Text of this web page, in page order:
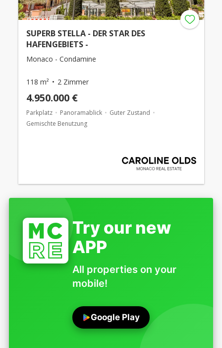
SUPERB STELLA - DER STAR DES
HAFENGEBIETS -
Monaco - Condamine
118 m² 2 Zimmer
4.950.000 €
Parkplatz Panoramablick
Guter Zustand
Gemischte Benutzung
Try our new
APP
All properties on your
mobile!
Google Play